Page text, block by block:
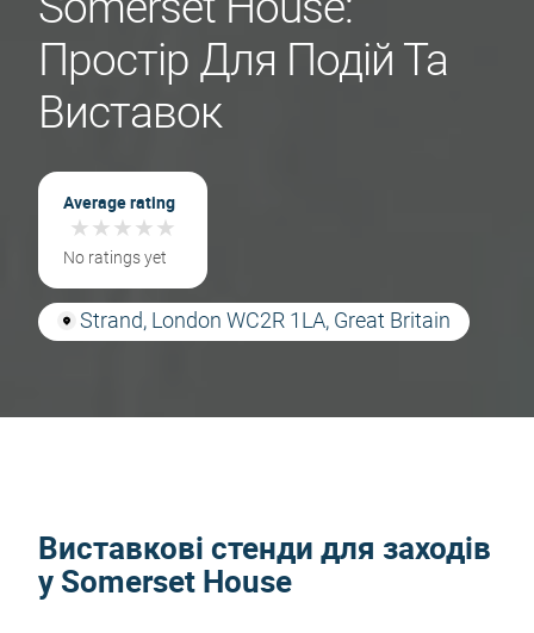
Простір Для Подій Та
Виставок
Average rating
★★★★★
★★★★★
No ratings yet
Strand, London WC2R 1LA, Great Britain
Виставкові стенди для заходів
у Somerset House